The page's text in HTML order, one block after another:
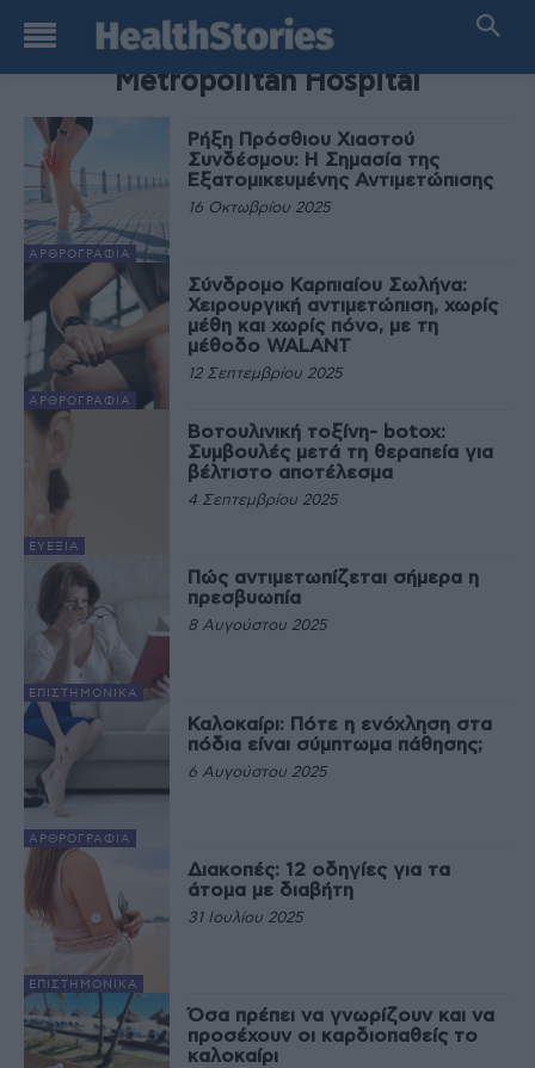
TAG
Metropolitan Hospital
ΑΡΘΡΟΓΡΑΦΊΑ
Ρήξη Πρόσθιου Χιαστού
Συνδέσμου: Η Σημασία της
Εξατομικευμένης Αντιμετώπισης
16 Οκτωβρίου 2025
ΑΡΘΡΟΓΡΑΦΊΑ
Σύνδρομο Καρπιαίου Σωλήνα:
Χειρουργική αντιμετώπιση, χωρίς
μέθη και χωρίς πόνο, με τη
μέθοδο WALANT
12 Σεπτεμβρίου 2025
ΕΥΕΞΊΑ
Βοτουλινική τοξίνη- botox:
Συμβουλές μετά τη θεραπεία για
βέλτιστο αποτέλεσμα
4 Σεπτεμβρίου 2025
EΠΙΣΤΗΜΟΝΙΚΆ
Πώς αντιμετωπίζεται σήμερα η
πρεσβυωπία
8 Αυγούστου 2025
ΑΡΘΡΟΓΡΑΦΊΑ
Καλοκαίρι: Πότε η ενόχληση στα
πόδια είναι σύμπτωμα πάθησης;
6 Αυγούστου 2025
EΠΙΣΤΗΜΟΝΙΚΆ
Διακοπές: 12 οδηγίες για τα
άτομα με διαβήτη
31 Ιουλίου 2025
Όσα πρέπει να γνωρίζουν και να
προσέχουν οι καρδιοπαθείς το
καλοκαίρι